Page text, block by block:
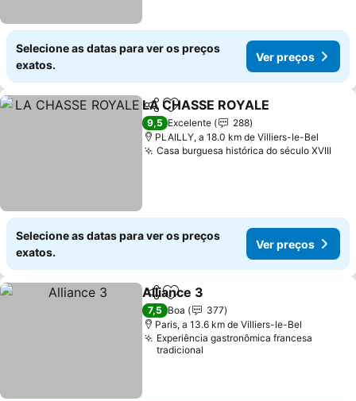
Selecione as datas para ver os preços
exatos.
Ver preços
PartilharAdicionar aos favoritos
LA CHASSE ROYALE
9,5 Excelente
288
PLAILLY, a 18.0 km de Villiers-le-Bel
Casa burguesa histórica do século XVIIIVer
Selecione as datas para ver os preços
exatos.
Ver preços
PartilharAdicionar aos favoritos
Alliance 3
7,5 Boa
377
Paris, a 13.6 km de Villiers-le-Bel
Experiência gastronômica francesa
tradicional